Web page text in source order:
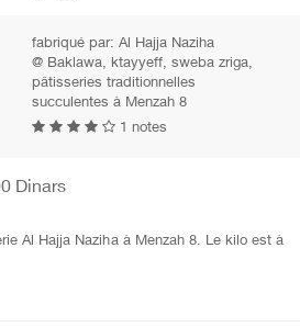
fabriqué par:Al Hajja Naziha
@ Baklawa, ktayyeff, sweba zriga,
pâtisseries traditionnelles
succulentes à Menzah 8
1 notes
Dinars
Al Hajja Naziha à Menzah 8. Le kilo est à